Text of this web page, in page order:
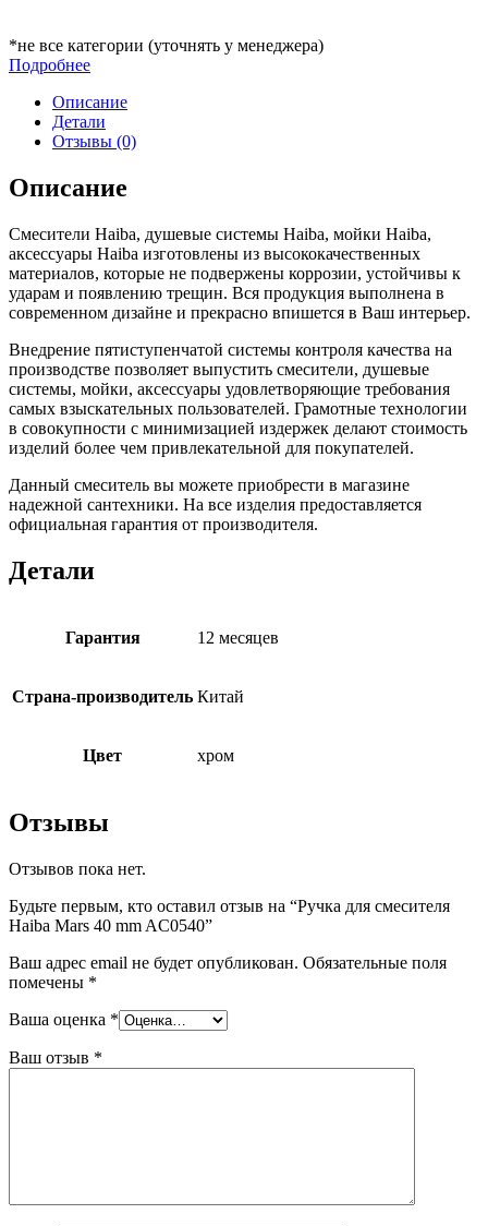
*не все категории (уточнять у менеджера)
Подробнее
Описание
Детали
Отзывы (0)
Описание
Смесители Haiba, душевые системы Haiba, мойки Haiba,
аксессуары Haiba изготовлены из высококачественных
материалов, которые не подвержены коррозии, устойчивы к
ударам и появлению трещин. Вся продукция выполнена в
современном дизайне и прекрасно впишется в Ваш интерьер.
Внедрение пятиступенчатой системы контроля качества на
производстве позволяет выпустить смесители, душевые
системы, мойки, аксессуары удовлетворяющие требования
самых взыскательных пользователей. Грамотные технологии
в совокупности с минимизацией издержек делают стоимость
изделий более чем привлекательной для покупателей.
Данный смеситель вы можете приобрести в магазине
надежной сантехники. На все изделия предоставляется
официальная гарантия от производителя.
Детали
Гарантия 12 месяцев
Страна-производитель Китай
Цвет хром
Отзывы
Отзывов пока нет.
Будьте первым, кто оставил отзыв на “Ручка для смесителя
Haiba Mars 40 mm AC0540”
Ваш адрес email не будет опубликован. Обязательные поля
помечены *
Ваша оценка *
Ваш отзыв *